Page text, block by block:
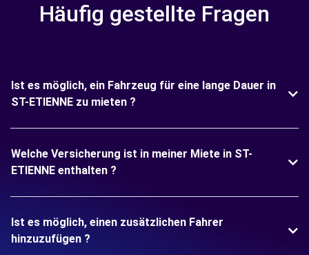
Häufig gestellte Fragen
Ist es möglich, ein Fahrzeug für eine lange Dauer in
ST-ETIENNE zu mieten ?
Welche Versicherung ist in meiner Miete in ST-
ETIENNE enthalten ?
Ist es möglich, einen zusätzlichen Fahrer
hinzuzufügen ?